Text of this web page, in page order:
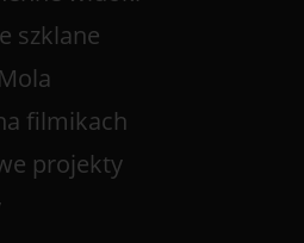
szklane
filmikach
projekty